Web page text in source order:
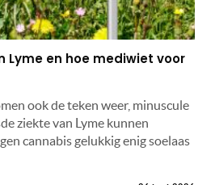
Lyme en hoe mediwiet voor
ook de teken weer, minuscule
ziekte van Lyme kunnen
cannabis gelukkig enig soelaas